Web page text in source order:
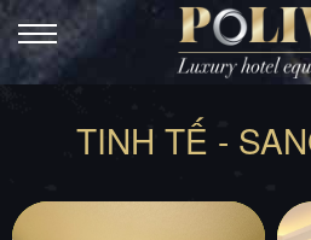
TINH TẾ -